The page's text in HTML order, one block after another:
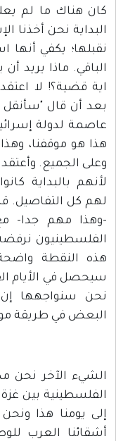
كان هناك ما لم
البداية نحن أخذنا
نقبلها؛ يكفي
الباقي. ماذا يريد
اية قضية؟! لا
بعد أن قال
عاصمة لدولة
هذا هو موقفنا،
وعلى الجميع.
لأنهم بالبداية
لهم كل التفاصيل.
-وهذا مهم جدا-
الفلسطينيون
هذه النقطة
سيحصل في الأيام
نحن سنواجهها
البعض في طريقة
الشيء الآخر نحن
إلى يومنا هذا
أشقائنا العرب